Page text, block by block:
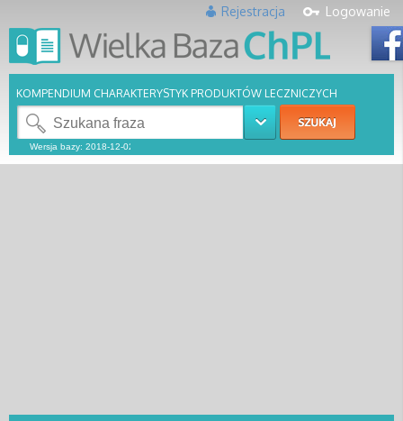
Logowanie
Rejestracja
KOMPENDIUM CHARAKTERYSTYK PRODUKTÓW LECZNICZYCH